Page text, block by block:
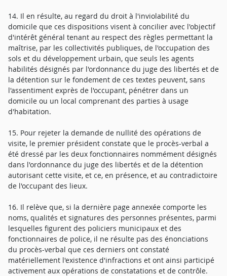
14. Il en résulte, au regard du droit à l'inviolabilité du
domicile que ces dispositions visent à concilier avec l'objectif
d'intérêt général tenant au respect des règles permettant la
maîtrise, par les collectivités publiques, de l'occupation des
sols et du développement urbain, que seuls les agents
habilités désignés par l'ordonnance du juge des libertés et de
la détention sur le fondement de ces textes peuvent, sans
l'assentiment exprès de l'occupant, pénétrer dans un
domicile ou un local comprenant des parties à usage
d'habitation.
15. Pour rejeter la demande de nullité des opérations de
visite, le premier président constate que le procès-verbal a
été dressé par les deux fonctionnaires nommément désignés
dans l'ordonnance du juge des libertés et de la détention
autorisant cette visite, et ce, en présence, et au contradictoire
de l'occupant des lieux.
16. Il relève que, si la dernière page annexée comporte les
noms, qualités et signatures des personnes présentes, parmi
lesquelles figurent des policiers municipaux et des
fonctionnaires de police, il ne résulte pas des énonciations
du procès-verbal que ces derniers ont constaté
matériellement l'existence d'infractions et ont ainsi participé
activement aux opérations de constatations et de contrôle.